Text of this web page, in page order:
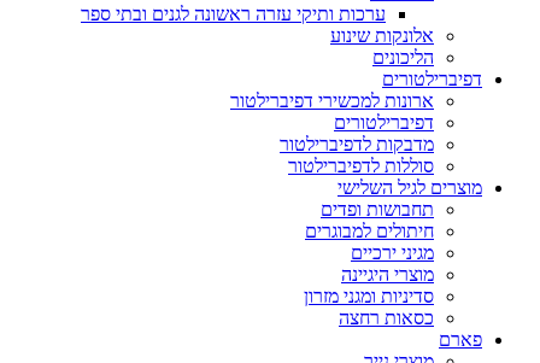
ערכות ותיקי עזרה ראשונה לגנים ובתי ספר
אלונקות שינוע
הליכונים
דפיברילטורים
ארונות למכשירי דפיברילטור
דפיברילטורים
מדבקות לדפיברילטור
סוללות לדפיברילטור
מוצרים לגיל השלישי
תחבושות ופדים
חיתולים למבוגרים
מגיני ירכיים
מוצרי היגיינה
סדיניות ומגני מזרון
כסאות רחצה
פארם